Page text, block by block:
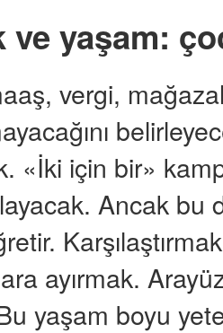
ve yaşam:
vergi,
«İki için bir»
Ancak
ayırmak.
yaşam boyu